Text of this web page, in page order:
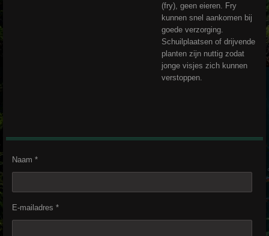
(fry), geen eieren. Fry
kunnen snel aankomen bij
goede verzorging.
Schuilplaatsen of drijvende
planten zijn nuttig zodat
jonge visjes zich kunnen
verstoppen.
Naam *
E-mailadres *